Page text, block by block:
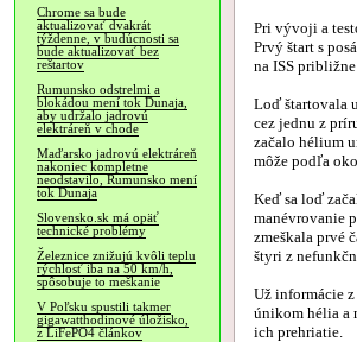
Chrome sa bude
aktualizovať dvakrát
týždenne, v budúcnosti sa
bude aktualizovať bez
reštartov
Rumunsko odstrelmi a
blokádou mení tok Dunaja,
aby udržalo jadrovú
elektráreň v chode
Maďarsko jadrovú elektráreň
nakoniec kompletne
neodstavilo, Rumunsko mení
tok Dunaja
Slovensko.sk má opäť
technické problémy
Železnice znižujú kvôli teplu
rýchlosť iba na 50 km/h,
spôsobuje to meškanie
V Poľsku spustili takmer
gigawatthodinové úložisko,
z LiFePO4 článkov
Pri vývoji a
Prvý štart s
na ISS
Loď štartovala
cez jednu z
začalo hélium
môže podľa
Keď sa loď
manévrovanie
zmeškala prvé
štyri z
Už informácie
únikom hélia a
ich prehriatie.